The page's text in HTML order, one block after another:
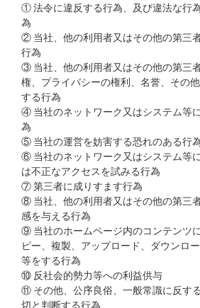
① 法令に違反する行為、及び違法な行
為
② 当社、他の利用者又はその他の第三
行為
③ 当社、他の利用者又はその他の第三
権、プライバシーの権利、名誉、その
する行為
④ 当社のネットワーク又はシステム等
為
⑤ 当社の運営を妨害する恐れのある行
⑥ 当社のネットワーク又はシステム等
は不正なアクセスを試みる行為
⑦ 第三者に成りすます行為
⑧ 当社、他の利用者又はその他の第三
感を与える行為
⑨ 当社のホームページ内のコンテンツ
ピー、複製、アップロード、ダウンロ
等をする行為
⑩ 反社会的勢力等への利益供与
⑪ その他、公序良俗、一般常識に反す